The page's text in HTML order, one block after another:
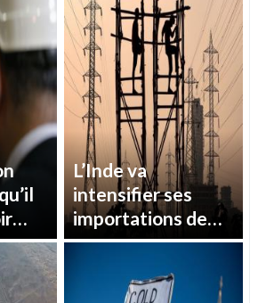
prix
en
L’Inde va
intensifier ses
importations de
gaz pour répondre
d’électricité